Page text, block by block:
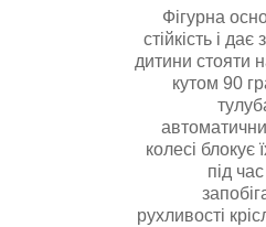
Фігурна
стійкість і
дитини стояти
кутом 90
колесі блокує
під
рухливості